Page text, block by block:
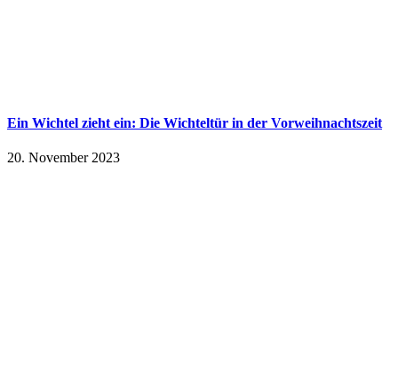
Ein Wichtel zieht ein: Die Wichteltür in der Vorweihnachtszeit
20. November 2023